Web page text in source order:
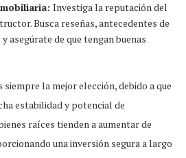
Investiga la reputación del
Busca reseñas, antecedentes de
asegúrate de que tengan buenas
la mejor elección, debido a que
estabilidad y potencial de
raíces tienden a aumentar de
una inversión segura a largo